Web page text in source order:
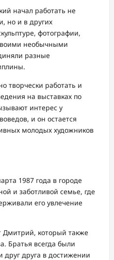
начал работать не
но и в других
фотографии,
необычными
разные
творчески работать и
на выставках по
интерес у
и он остается
молодых художников
1987 года в городе
и заботливой семье, где
его увлечение
Дмитрий, который также
Братья всегда были
друга в достижении